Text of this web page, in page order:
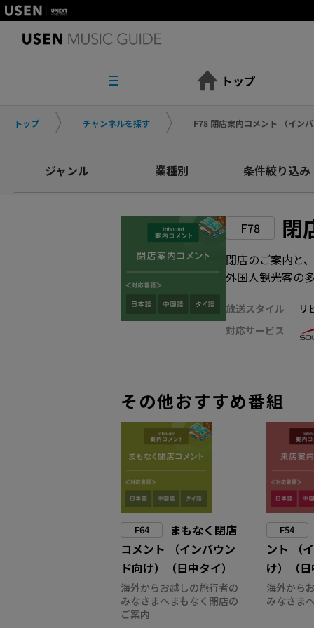
トップ
トップ チャンネルを探す F78 閉店案内コメント （イン
ジャンル 業種別 条件絞り込み
F78 閉
閉店のご案内と
外国人観光客の
放送スタイル
リ
対応サービス
その他おすすめ番組
F64
まもなく閉店
コメント （インバウン
ド向け）（日中タイ）
海外からお越しの旅行者の
みなさまへまもなく閉店の
ご案内
F54
ント （
け）（
海外から
みなさま